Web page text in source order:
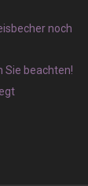
noch
Sie beachten!